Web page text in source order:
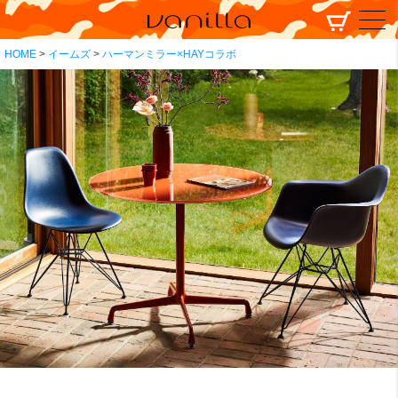
HOME イームズ ハーマンミラー×HAYコラボ